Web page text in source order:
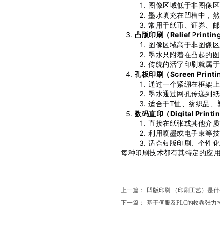
图像区域低于非图像
墨水填充在凹槽中，
常用于纸币、证券、
凸版印刷（Relief
图像区域高于非图像
墨水只附着在凸起的
传统的活字印刷就属
孔板印刷（Screen
通过一个紧绷在框架
墨水通过网孔传递到
适合于T恤、纺织品、
数码直印（Digital
直接在纸张或其他介
利用喷墨或电子束等
适合短版印刷、个性
每种印刷技术都有其特定的应
上一篇：
凹版印刷 （印刷工艺）是
下一篇：
基于伺服及PLC的收卷张力